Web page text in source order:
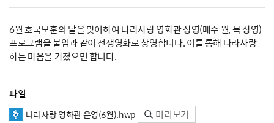
6월 호국보훈의 달을 맞이하여 나라사랑 영화관 상영(매주 월, 목 상영)
프로그램을 붙임과 같이 전쟁영화로 상영합니다. 이를 통해 나라사랑
하는 마음을 가졌으면 합니다.
파일
나라사랑 영화관 운영(6월).hwp 미리보기